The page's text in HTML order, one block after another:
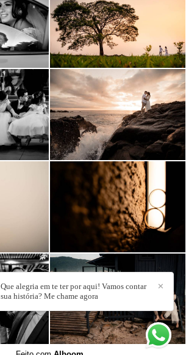
✕
Que alegria em te ter por aqui! Vamos contar
sua história? Me chame agora